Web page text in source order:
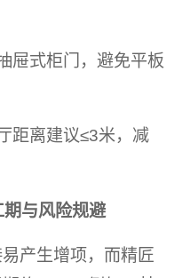
屉式柜门，避免平板
距离建议≤3米，减
与风险规避
产生增项，而精匠